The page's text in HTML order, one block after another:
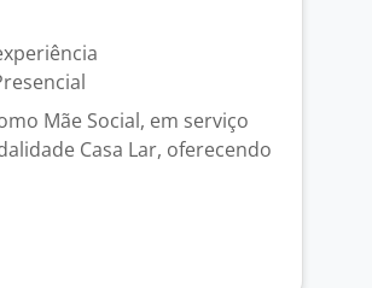
Mãe Social, em serviço
Casa Lar, oferecendo